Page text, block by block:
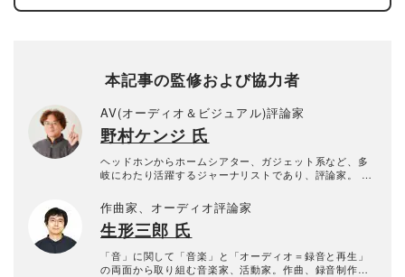
本記事の監修および協力者
AV(オーディオ＆ビジュアル)評論家
野村ケンジ 氏
ヘッドホンからホームシアター、ガジェット系など、多
岐にわたり活躍するジャーナリストであり、評論家。 特
主軸に、VGPライフスタイル審査委員やヘッドフォンブ
ック・アワード審査員として年間300製品以上の新製品を
10年以上にわたり試聴し続けている。 専門誌やWEBメデ
ィアへのレビュー記事執筆に加え、TBSテレビ『開運音
楽堂』やFMラジオ『ふわっと』に出演歴があり、YouTu
be「ノムケンLabチャンネル」運営やイベント主催な
作曲家、オーディオ評論家
生形三郎 氏
「音」に関して「音楽」と「オーディオ＝録音と再生」
の両面から取り組む音楽家、活動家。作曲、録音制作、C